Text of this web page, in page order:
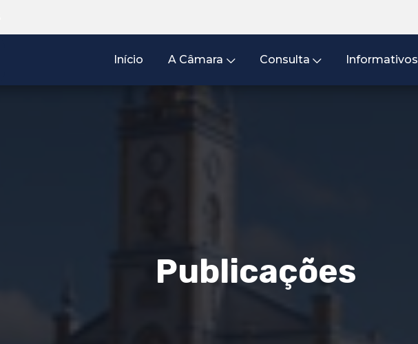
Início A Câmara Consulta Informativos
Publicações